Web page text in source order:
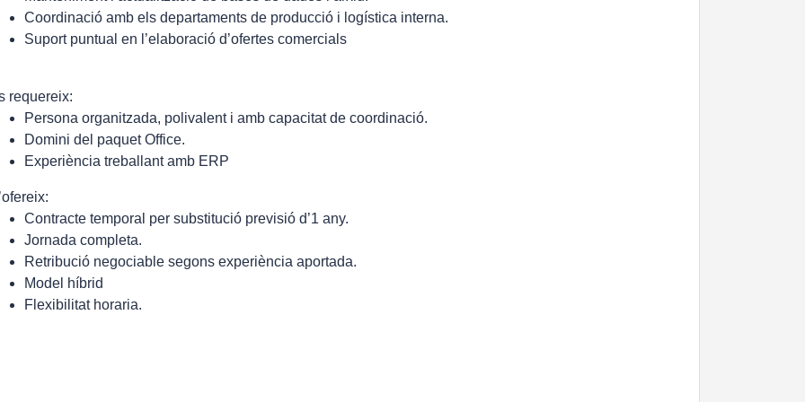
Coordinació amb els departaments de producció i logística interna.
Suport puntual en l’elaboració d’ofertes comercials
requereix:
Persona organitzada, polivalent i amb capacitat de coordinació.
Domini del paquet Office.
Experiència treballant amb ERP
Contracte temporal per substitució previsió d’1 any.
Jornada completa.
Retribució negociable segons experiència aportada.
Model híbrid
Flexibilitat horaria.